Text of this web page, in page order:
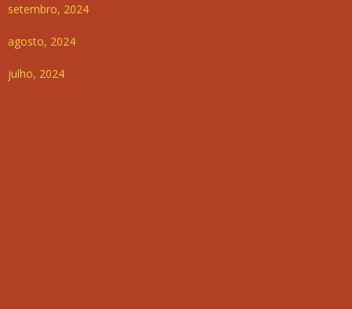
setembro, 2024
agosto, 2024
julho, 2024